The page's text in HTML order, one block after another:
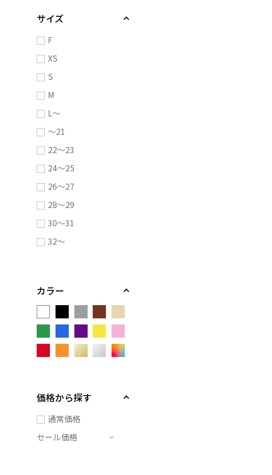
サイズ
F
XS
S
M
L～
～21
22～23
24～25
26～27
28～29
30～31
32～
カラー
価格から探す
通常価格
セール価格